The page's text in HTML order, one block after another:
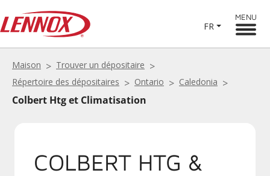
FR
MENU
Maison
Trouver un dépositaire
Répertoire des dépositaires
Ontario Caledonia
Colbert Htg et Climatisation
COLBERT HTG &